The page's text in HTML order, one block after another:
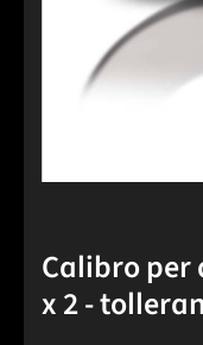
Calibro per
x 2 -